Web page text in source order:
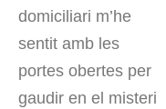
domiciliari m’he
sentit amb les
portes obertes per
gaudir en el misteri